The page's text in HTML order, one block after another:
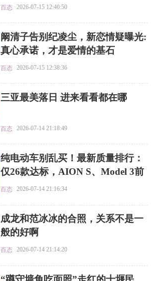
百态 2026-07-15 12:40:50
​阚清子告别纪凌尘，新恋情疑曝光:
真心承诺，才是爱情的基石
百态 2026-07-15 12:38:36
​三亚最美落日 进来看看都在哪
百态 2026-07-14 21:18:49
​纯电动车别乱买！最新质量排行：
仅26款达标，AION S、Model 3前
五
百态 2026-07-14 21:16:34
​成龙和范冰冰的合照，关系不是一
般的好啊
百态 2026-07-14 21:14:20